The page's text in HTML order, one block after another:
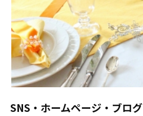
SNS・ホームページ・ブログ